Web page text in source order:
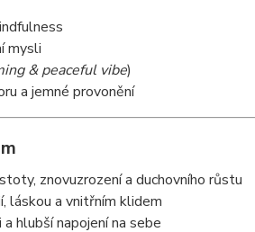
mysli
& peaceful vibe)
a jemné provonění
znovuzrození a duchovního růstu
láskou a vnitřním klidem
hlubší napojení na sebe